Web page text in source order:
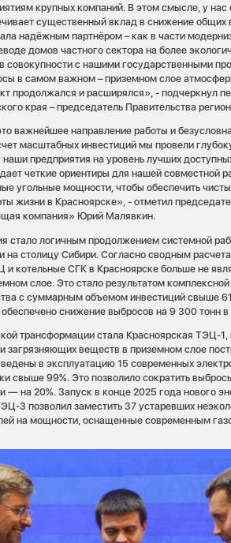
крупных компаний. В этом смысле, у нас
существенный вклад в снижение общих
надёжным партнёром – как в части
домов частного сектора на более
совокупности с нашими государственными
в самом важном – приземном слое
продолжался и расширялся», - подчеркнул
края – председатель Правительства
важнейшее направление работы и
масштабных инвестиций мы провели
предприятия на уровень лучших
четкие ориентиры для нашей совместной
угольные мощности, чтобы обеспечить
жизни в Красноярске», - отметил
компания» Юрий Малявкин.
стало логичным продолжением системной
на столицу Сибири. Согласно сводным
и котельные СГК в Красноярске больше не
слое. Это стало результатом
с суммарным объемом инвестиций свыше
снижение выбросов на 9 300 тонн в
трансформации стала Красноярская ТЭЦ-1,
загрязняющих веществ в приземном слое
в эксплуатацию 15 современных
свыше 99%. Это позволило сократить
— на 20%. Запуск в конце 2025 года нового
3 позволил заместить 37 устаревших
на мощности, оснащенные современным